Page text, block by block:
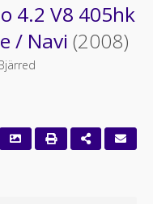
4.2 V8 405hk
/ Navi (2008)